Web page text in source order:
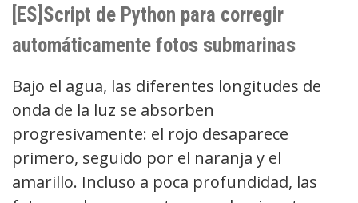
[ES]Script de Python para corregir
automáticamente fotos submarinas
Bajo el agua, las diferentes longitudes de
onda de la luz se absorben
progresivamente: el rojo desaparece
primero, seguido por el naranja y el
amarillo. Incluso a poca profundidad, las